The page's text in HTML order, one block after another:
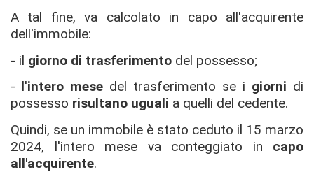
A tal fine, va calcolato in capo all'acquirente
dell'immobile:
- il giorno di trasferimento del possesso;
- l'intero mese del trasferimento se i giorni di
possesso risultano uguali a quelli del cedente.
Quindi, se un immobile è stato ceduto il 15 marzo
2024, l'intero mese va conteggiato in capo
all'acquirente.